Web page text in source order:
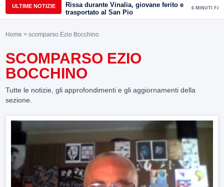
ULTIME NOTIZIE
Rissa durante Vinalia, giovane ferito e
trasportato al San Pio
6 MINUTI FA
Home > scomparso Ezio Bocchino
SCOMPARSO EZIO
BOCCHINO
Tutte le notizie, gli approfondimenti e gli aggiornamenti della
sezione.